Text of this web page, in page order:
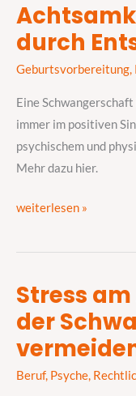
durch
Geburtsvorbereitung,
Eine
immer im positiven
psychischem und
Mehr dazu hier.
Achtsamkeit
–
durch
Entspannung
weiterlesen »
Stress
der
Beruf, Psyche,
Stress
am
–
in